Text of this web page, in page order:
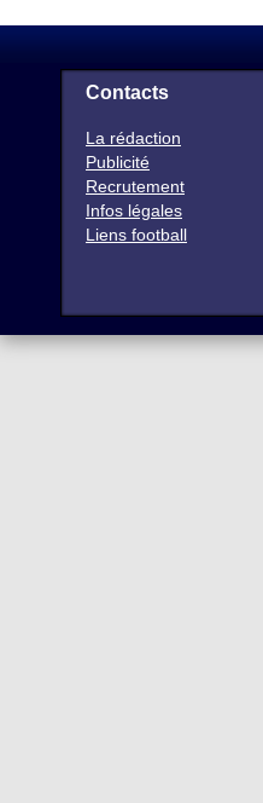
Contacts
La rédaction
Publicité
Recrutement
Infos légales
Liens football